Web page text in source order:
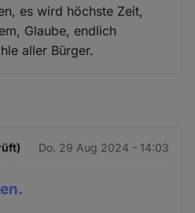
es wird höchste Zeit,
Glaube, endlich
aller Bürger.
Do. 29 Aug 2024 - 14:03